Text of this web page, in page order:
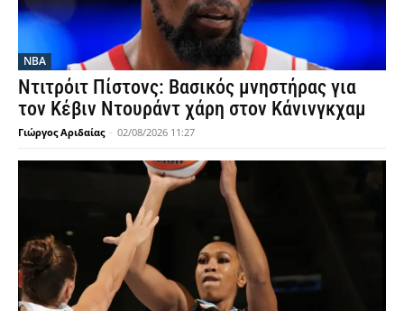
NBA
Ντιτρόιτ Πίστονς: Βασικός μνηστήρας για
τον Κέβιν Ντουράντ χάρη στον Κάνινγκχαμ
Γιώργος Αριδαίας - 02/08/2026 11:27